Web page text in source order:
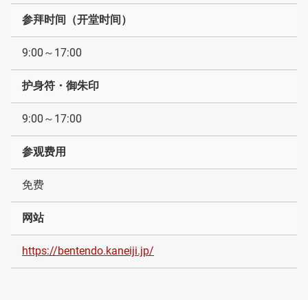
参拜时间（开堂时间）
9:00～17:00
护身符・御朱印
9:00～17:00
参观费用
免费
网站
https://bentendo.kaneiji.jp/